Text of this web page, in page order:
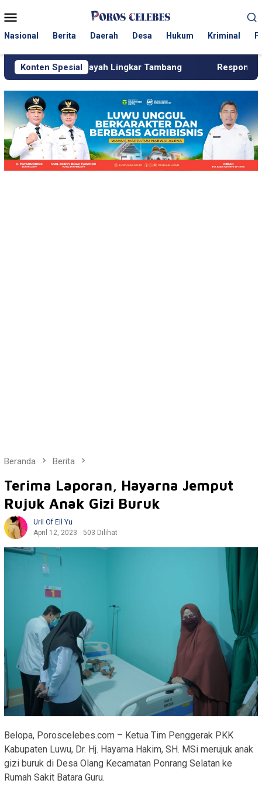
ke
Mobile
Nasional Berita Daerah Desa Hukum Kriminal
Konten Spesial
Lingkar Tambang Respons Cepat KJM PT
Beranda Berita
Terima Laporan, Hayarna Jemput
Rujuk Anak Gizi Buruk
Uril Of Ell Yu
April 12, 2023
503 Dilihat
Belopa, Poroscelebes.com – Ketua Tim Penggerak PKK
Kabupaten Luwu, Dr. Hj. Hayarna Hakim, SH. MSi merujuk anak
gizi buruk di Desa Olang Kecamatan Ponrang Selatan ke
Rumah Sakit Batara Guru.